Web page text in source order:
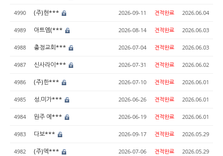
4990 (주)현*** 2026-09-11 견적완료 2026.06.04
4989 아트엠(*** 2026-08-14 견적완료 2026.06.03
4988 충정교회*** 2026-07-04 견적완료 2026.06.03
4987 신사라이*** 2026-07-31 견적완료 2026.06.02
4986 (주)한*** 2026-07-10 견적완료 2026.06.01
4985 성.미가*** 2026-06-26 견적완료 2026.06.01
4984 원주 에*** 2026-06-19 견적완료 2026.06.01
4983 다보*** 2026-09-17 견적완료 2026.05.29
4982 (주)엑*** 2026-07-06 견적완료 2026.05.29